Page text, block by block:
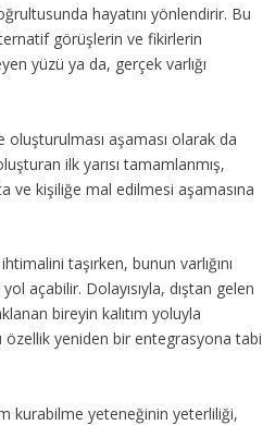
hayatını yönlendirir. Bu
görüşlerin ve fikirlerin
yüzü ya da, gerçek varlığı
aşaması olarak da
ilk yarısı tamamlanmış,
ve kişiliğe mal edilmesi aşamasına
taşırken, bunun varlığını
açabilir. Dolayısıyla, dıştan gelen
bireyin kalıtım yoluyla
özellik yeniden bir entegrasyona tabi
kurabilme yeteneğinin yeterliliği,